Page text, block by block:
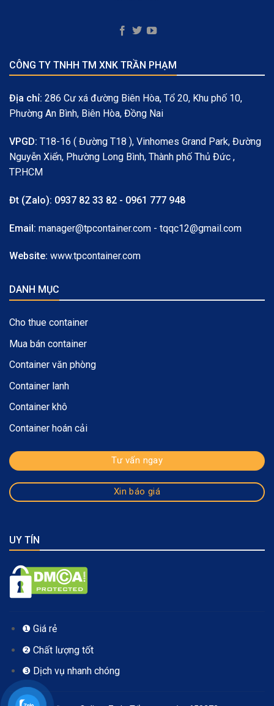
CÔNG TY TNHH TM XNK TRẦN PHẠM
Địa chỉ: 286 Cư xá đường Biên Hòa, Tổ 20, Khu phố 10,
Phường An Bình, Biên Hòa, Đồng Nai
VPGD: T18-16 ( Đường T18 ), Vinhomes Grand Park, Đường
Nguyễn Xiển, Phường Long Bình, Thành phố Thủ Đức ,
TP.HCM
Đt (Zalo): 0937 82 33 82 - 0961 777 948
Email: manager@tpcontainer.com - tqqc12@gmail.com
Website: www.tpcontainer.com
DANH MỤC
Cho thue container
Mua bán container
Container văn phòng
Container lanh
Container khô
Container hoán cải
Tư vấn ngay
Xin báo giá
UY TÍN
❶ Giá rẻ
❷ Chất lượng tốt
❸ Dịch vụ nhanh chóng